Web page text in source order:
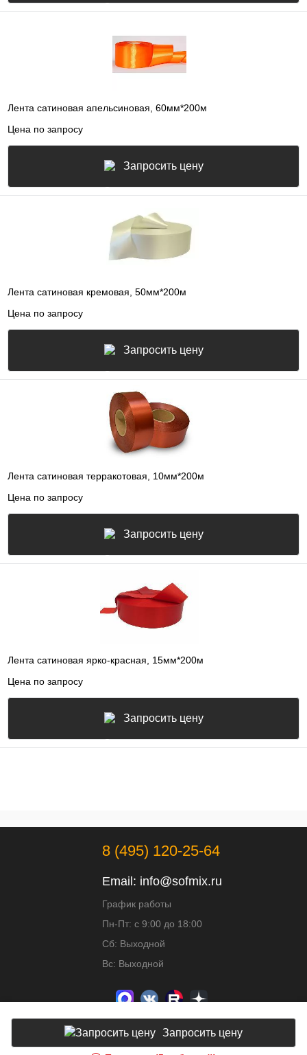
Лента сатиновая апельсиновая, 60мм*200м
Цена по запросу
Запросить цену
Лента сатиновая кремовая, 50мм*200м
Цена по запросу
Запросить цену
Лента сатиновая терракотовая, 10мм*200м
Цена по запросу
Запросить цену
Лента сатиновая ярко-красная, 15мм*200м
Цена по запросу
Запросить цену
8 (495) 120-25-64
Email: info@sofmix.ru
График работы
Пн-Пт: с 9:00 до 18:00
Сб: Выходной
Вс: Выходной
Запросить цену